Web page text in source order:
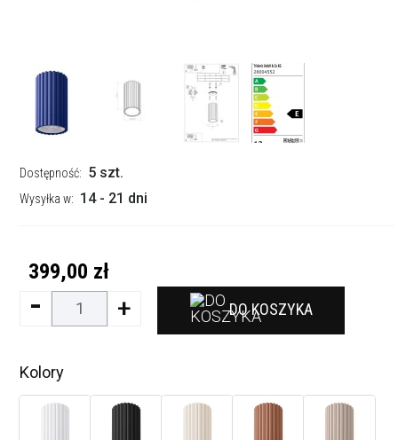
Dostępność: 5 szt.
Wysyłka w: 14 - 21 dni
399,00 zł
- + DO KOSZYKA
Kolory